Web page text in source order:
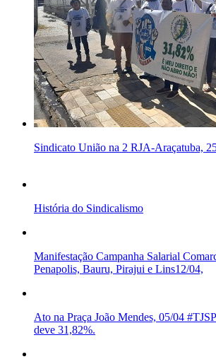
Sindicato União na 2 RJA-Araçatuba,
História do Sindicalismo
Manifestação Campanha Salarial
Penapolis, Bauru, Pirajui e Lins12/04,
Ato na Praça João Mendes, 05/04
deve 31,82%.